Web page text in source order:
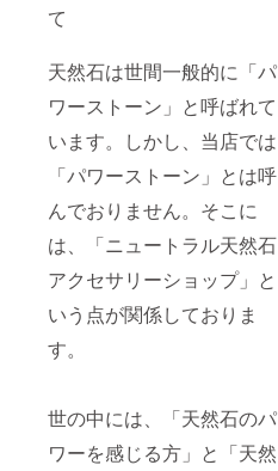
て
天然石は世間一般的に「パ
ワーストーン」と呼ばれて
います。しかし、当店では
「パワーストーン」とは呼
んでおりません。そこに
は、「ニュートラル天然石
アクセサリーショップ」と
いう点が関係しておりま
す。
世の中には、「天然石のパ
ワーを感じる方」と「天然